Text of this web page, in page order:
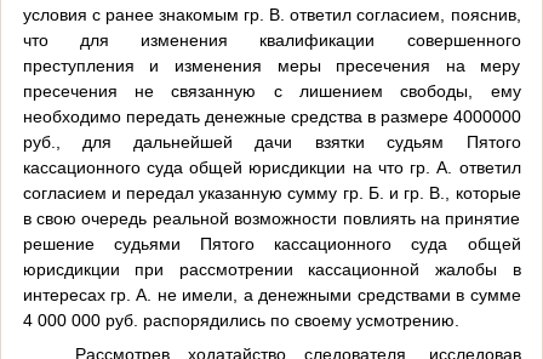
условия с ранее знакомым гр. В. ответил согласием, пояснив,
что для изменения квалификации совершенного
преступления и изменения меры пресечения на меру
пресечения не связанную с лишением свободы, ему
необходимо передать денежные средства в размере 4000000
руб., для дальнейшей дачи взятки судьям Пятого
кассационного суда общей юрисдикции на что гр. А. ответил
согласием и передал указанную сумму гр. Б. и гр. В., которые
в свою очередь реальной возможности повлиять на принятие
решение судьями Пятого кассационного суда общей
юрисдикции при рассмотрении кассационной жалобы в
интересах гр. А. не имели, а денежными средствами в сумме
4 000 000 руб. распорядились по своему усмотрению.
Рассмотрев ходатайство следователя, исследовав